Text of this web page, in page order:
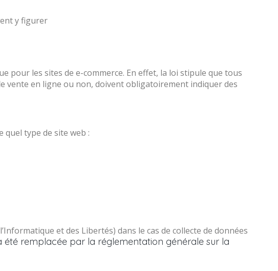
y figurer
pour les sites de e-commerce. En effet, la loi stipule que tous
vente en ligne ou non, doivent obligatoirement indiquer des
type de site web :
et des Libertés) dans le cas de collecte de données
été remplacée par la réglementation générale sur la